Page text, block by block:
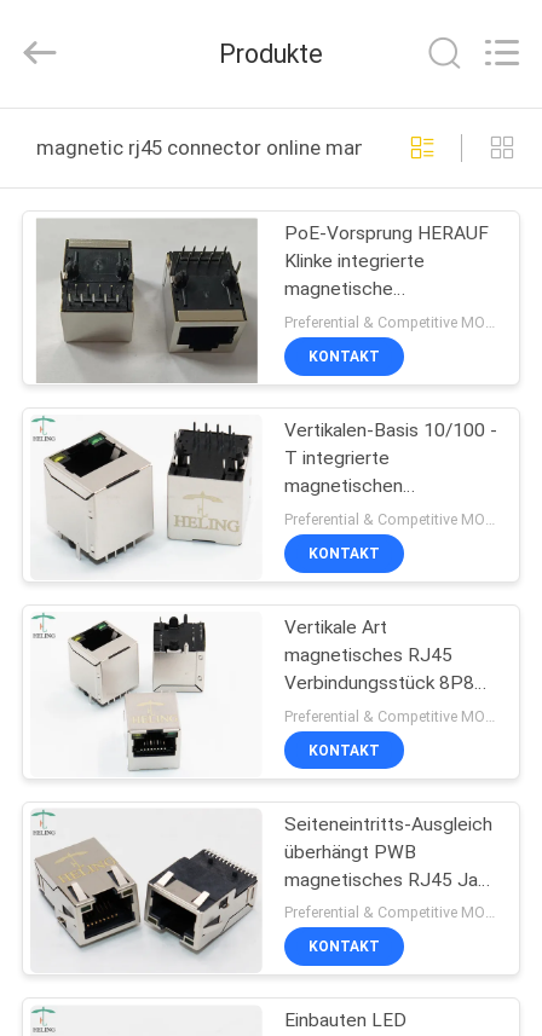
PRODUKTE
ÜBER
UNS
FABRIK-
AUSFLUG
QUALITÄTSKONTROLLE
TRETEN
SIE
VERBINDUNG
FORDERN
SIE
ZITAT
Rights
Reserved.
ECER
Produkte
magnetic rj45 connector online manufacture
PoE-Vorsprung HERAUF
Klinke integrierte
magnetische
Verbindungsstück RJ45
RoHS-Beanstandung
Preferential & Competitive MOQ:1000
KONTAKT
Vertikalen-Basis 10/100 -
T integrierte
magnetischen
Verbindungsstück RJ45
LAN modularen Jack 100
Mbps
KONTAKT
Vertikale Art
magnetisches RJ45
Verbindungsstück 8P8C
mit LED-Indikatorrohr-
Spitzen-Eintritt
KONTAKT
Seiteneintritts-Ausgleich
überhängt PWB
magnetisches RJ45 Jack
With EMI Finger
Preferential & Competitive MOQ:3000
KONTAKT
Einbauten LED